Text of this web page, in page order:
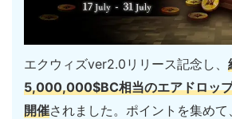
エクウィズver2.0リリース記念し、
5,000,000$BC相当のエアドロッ
開催されました。ポイントを集め